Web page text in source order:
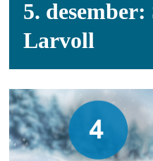
5. desember:
Larvoll